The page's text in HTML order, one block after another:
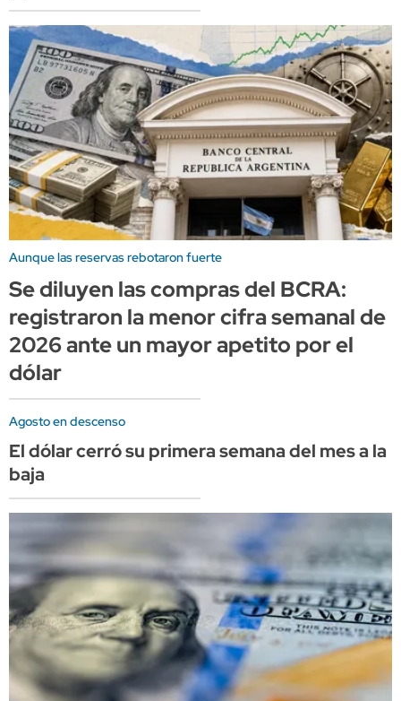
Aunque las reservas rebotaron fuerte
Se diluyen las compras del BCRA:
registraron la menor cifra semanal de
2026 ante un mayor apetito por el
dólar
Agosto en descenso
El dólar cerró su primera semana del mes a la
baja